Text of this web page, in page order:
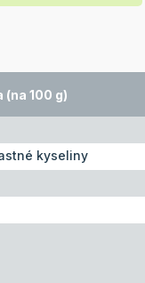
100 g)
kyseliny